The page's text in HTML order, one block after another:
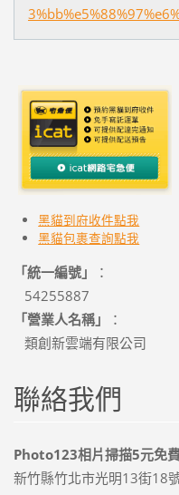
黑貓到府收件點我
黑貓包裹查詢點我
「統一編號」
：
54255887
「營業人名稱」
：
類創新雲端有限公司
聯絡我們
Photo123相片掃描5元免
新竹縣竹北市光明13街18